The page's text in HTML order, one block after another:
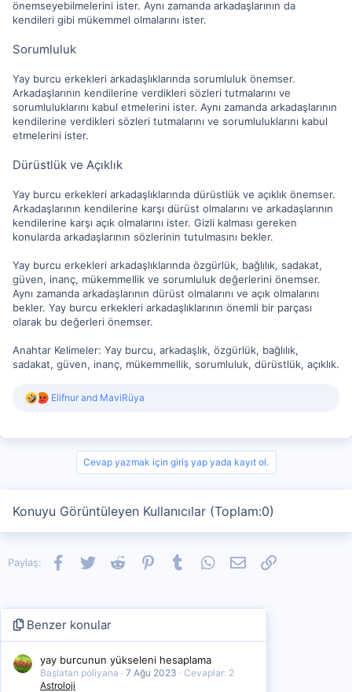
önemseyebilmelerini ister. Aynı zamanda arkadaşlarının da
kendileri gibi mükemmel olmalarını ister.
Sorumluluk
Yay burcu erkekleri arkadaşlıklarında sorumluluk önemser.
Arkadaşlarının kendilerine verdikleri sözleri tutmalarını ve
sorumluluklarını kabul etmelerini ister. Aynı zamanda arkadaşlarının
kendilerine verdikleri sözleri tutmalarını ve sorumluluklarını kabul
etmelerini ister.
Dürüstlük ve Açıklık
Yay burcu erkekleri arkadaşlıklarında dürüstlük ve açıklık önemser.
Arkadaşlarının kendilerine karşı dürüst olmalarını ve arkadaşlarının
kendilerine karşı açık olmalarını ister. Gizli kalması gereken
konularda arkadaşlarının sözlerinin tutulmasını bekler.
Yay burcu erkekleri arkadaşlıklarında özgürlük, bağlılık, sadakat,
güven, inanç, mükemmellik ve sorumluluk değerlerini önemser.
Aynı zamanda arkadaşlarının dürüst olmalarını ve açık olmalarını
bekler. Yay burcu erkekleri arkadaşlıklarının önemli bir parçası
olarak bu değerleri önemser.
Anahtar Kelimeler: Yay burcu, arkadaşlık, özgürlük, bağlılık,
sadakat, güven, inanç, mükemmellik, sorumluluk, dürüstlük, açıklık.
R
:
Elifnur and MaviRüya
Cevap yazmak için giriş yap yada kayıt ol.
Konuyu Görüntüleyen Kullanıcılar (Toplam:0)
Paylaş: Facebook
TwitterReddit PinterestTumblrWhatsApp
E-postaLink
Benzer konular
yay burcunun yükseleni hesaplama
Başlatan poliyana 7 Ağu 2023
Cevaplar: 2
Astroloji